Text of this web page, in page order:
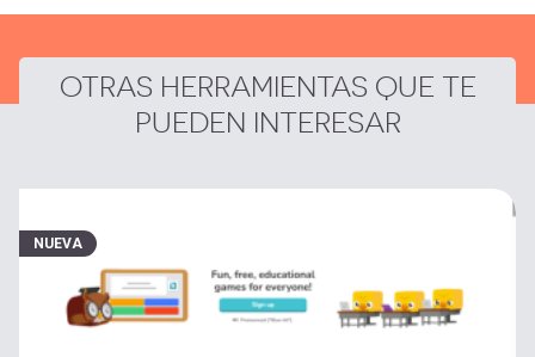
OTRAS HERRAMIENTAS QUE TE
PUEDEN INTERESAR
NUEVA